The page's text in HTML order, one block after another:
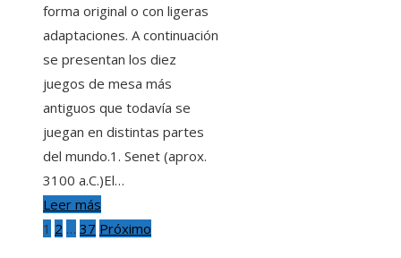
forma original o con ligeras
adaptaciones. A continuación
se presentan los diez
juegos de mesa más
antiguos que todavía se
juegan en distintas partes
del mundo.1. Senet (aprox.
3100 a.C.)El…
Leer más
Paginación
1 2 … 37 Próximo